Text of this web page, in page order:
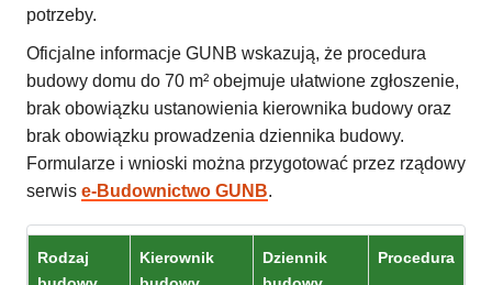
potrzeby.
Oficjalne informacje GUNB wskazują, że procedura
budowy domu do 70 m² obejmuje ułatwione zgłoszenie,
brak obowiązku ustanowienia kierownika budowy oraz
brak obowiązku prowadzenia dziennika budowy.
Formularze i wnioski można przygotować przez rządowy
serwis e-Budownictwo GUNB.
Rodzaj
Kierownik
Dziennik
Procedura